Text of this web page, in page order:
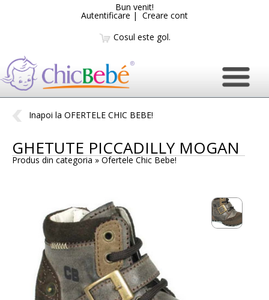
Bun venit!
Autentificare | Creare cont
Cosul este gol.
Inapoi la OFERTELE CHIC BEBE!
GHETUTE PICCADILLY MOGAN
Produs din categoria »Ofertele Chic Bebe!